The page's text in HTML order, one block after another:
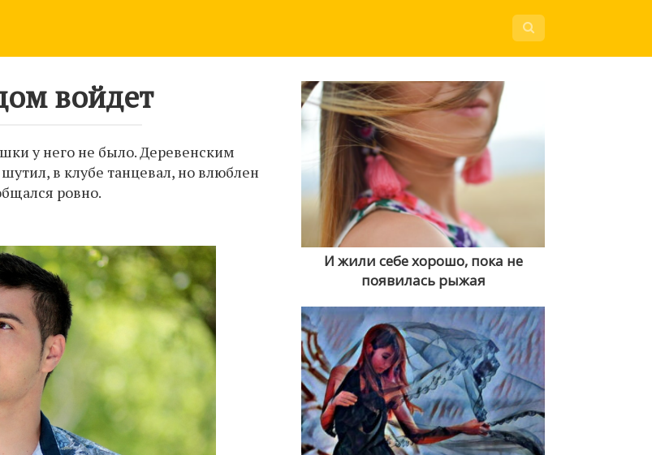
войдет
у него не было. Деревенским
в клубе танцевал, но влюблен
ровно.
И жили себе хорошо, пока не
появилась рыжая